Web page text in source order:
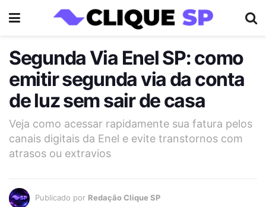
Segunda Via Enel SP: como
emitir segunda via da conta
de luz sem sair de casa
Veja como acessar rapidamente sua fatura pelos
canais digitais da Enel e evite transtornos com
atrasos ou extravios
Publicado por Redação Clique SP